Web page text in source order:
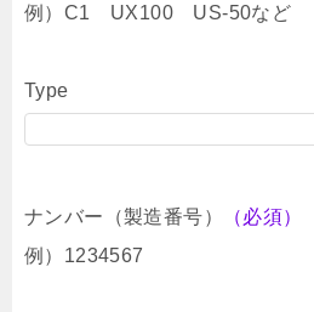
例）C1 UX100 US-50など
Type
ナンバー（製造番号）
（必須）
例）1234567